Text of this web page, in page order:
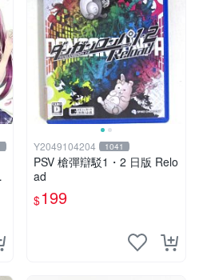
Y2049104204 1041
PSV 槍彈辯駁1・2 日版 Relo
ad
$199